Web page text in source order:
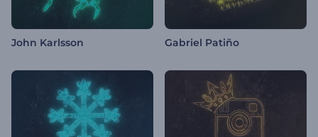
John Karlsson Gabriel Patiño